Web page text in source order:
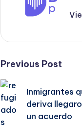
Post
Previous Post
Inmigrantes
deriva
un acuerdo